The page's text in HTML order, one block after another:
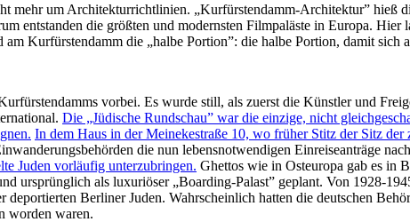
mehr um Architekturrichtlinien. „Kurfürstendamm-Architektur” hieß
entstanden die größten und modernsten Filmpaläste in Europa.
Kurfürstendamm die „halbe Portion”: die halbe Portion, damit sich
vorbei. Es wurde still, als zuerst die Künstler und
Die „Jüdische Rundschau” war die einzige, nicht
In dem Haus in der Meinekestraße 10, wo früher Stitz der Sitz
die nun lebensnotwendigen Einreiseanträge
Juden vorläufig unterzubringen. Ghettos wie in Osteuropa gab es in
ursprünglich als luxuriöser „Boarding-Palast” geplant. Von 1928-
Berliner Juden. Wahrscheinlich hatten die deutschen
worden waren.